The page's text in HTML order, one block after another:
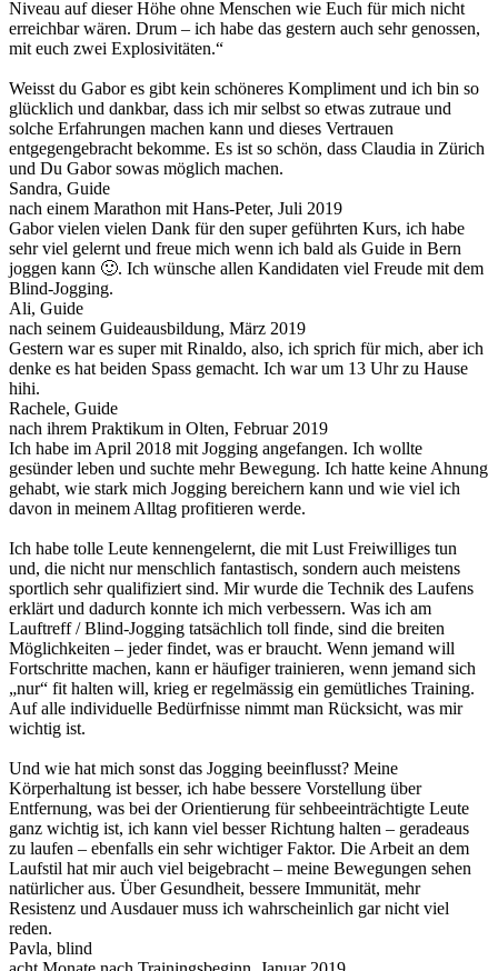
Niveau auf dieser Höhe ohne Menschen wie Euch für mich nicht
erreichbar wären. Drum – ich habe das gestern auch sehr genossen,
mit euch zwei Explosivitäten.“
Weisst du Gabor es gibt kein schöneres Kompliment und ich bin so
glücklich und dankbar, dass ich mir selbst so etwas zutraue und
solche Erfahrungen machen kann und dieses Vertrauen
entgegengebracht bekomme. Es ist so schön, dass Claudia in Zürich
und Du Gabor sowas möglich machen.
Sandra, Guide
nach einem Marathon mit Hans-Peter, Juli 2019
Gabor vielen vielen Dank für den super geführten Kurs, ich habe
sehr viel gelernt und freue mich wenn ich bald als Guide in Bern
joggen kann 🙂. Ich wünsche allen Kandidaten viel Freude mit dem
Blind-Jogging.
Ali, Guide
nach seinem Guideausbildung, März 2019
Gestern war es super mit Rinaldo, also, ich sprich für mich, aber ich
denke es hat beiden Spass gemacht. Ich war um 13 Uhr zu Hause
hihi.
Rachele, Guide
nach ihrem Praktikum in Olten, Februar 2019
Ich habe im April 2018 mit Jogging angefangen. Ich wollte
gesünder leben und suchte mehr Bewegung. Ich hatte keine Ahnung
gehabt, wie stark mich Jogging bereichern kann und wie viel ich
davon in meinem Alltag profitieren werde.
Ich habe tolle Leute kennengelernt, die mit Lust Freiwilliges tun
und, die nicht nur menschlich fantastisch, sondern auch meistens
sportlich sehr qualifiziert sind. Mir wurde die Technik des Laufens
erklärt und dadurch konnte ich mich verbessern. Was ich am
Lauftreff / Blind-Jogging tatsächlich toll finde, sind die breiten
Möglichkeiten – jeder findet, was er braucht. Wenn jemand will
Fortschritte machen, kann er häufiger trainieren, wenn jemand sich
„nur“ fit halten will, krieg er regelmässig ein gemütliches Training.
Auf alle individuelle Bedürfnisse nimmt man Rücksicht, was mir
wichtig ist.
Und wie hat mich sonst das Jogging beeinflusst? Meine
Körperhaltung ist besser, ich habe bessere Vorstellung über
Entfernung, was bei der Orientierung für sehbeeinträchtigte Leute
ganz wichtig ist, ich kann viel besser Richtung halten – geradeaus
zu laufen – ebenfalls ein sehr wichtiger Faktor. Die Arbeit an dem
Laufstil hat mir auch viel beigebracht – meine Bewegungen sehen
natürlicher aus. Über Gesundheit, bessere Immunität, mehr
Resistenz und Ausdauer muss ich wahrscheinlich gar nicht viel
reden.
Pavla, blind